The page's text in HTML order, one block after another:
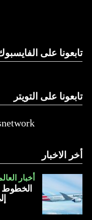
ووسط هذا المشهد، يأتي
بلينكن إلى إسرائيل في
زيارة تأتي في إطار الجهود
واشنطن للدفع
الضغوط يجب أن تتوجه
كما وقال بيان من مكتب
الإسرائيلية في محور
التسلح”.
تابعونا على
تابعونا على التويتر
أخر الاخبار
أخبار
الخطوط